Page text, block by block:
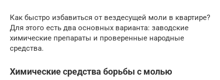
Как быстро избавиться от вездесущей моли в квартире?
Для этого есть два основных варианта: заводские
химические препараты и проверенные народные
средства.
Химические средства борьбы с молью